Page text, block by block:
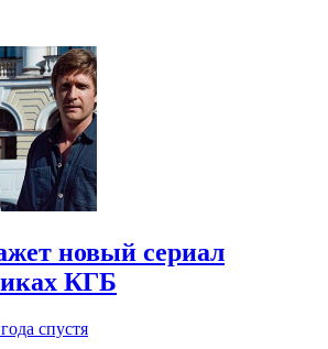
новый сериал
КГБ
спустя